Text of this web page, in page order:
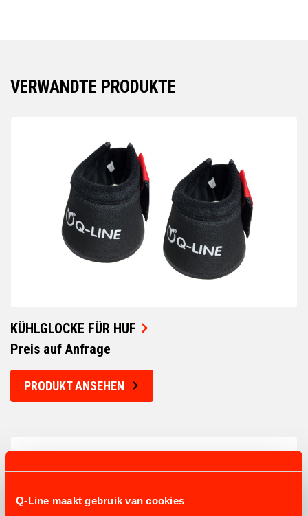
Q-Line maakt gebruik van cookies
VERWANDTE PRODUKTE
KÜHLGLOCKE FÜR HUF
Preis auf Anfrage
PRODUKT ANSEHEN